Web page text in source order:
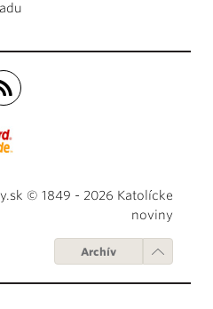
© 1849 - 2026 Katolícke
noviny
Archív